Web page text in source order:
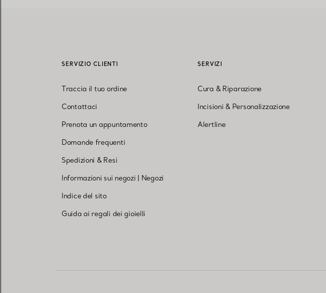
SERVIZIO CLIENTI
Traccia il tuo ordine
Contattaci
Prenota un appuntamento
Domande frequenti
Spedizioni & Resi
Informazioni sui negozi | Negozi
Indice del sito
Guida ai regali dei gioielli
SERVIZI
Cura & Riparazione
Incisioni & Personalizzazione
Alertline